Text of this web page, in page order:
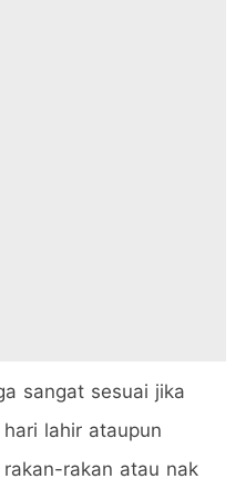
sangat sesuai jika
lahir ataupun
rakan atau nak